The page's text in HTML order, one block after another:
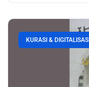
KURASI & DIGITALISASI